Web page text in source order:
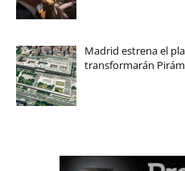
Madrid estrena el
transformarán